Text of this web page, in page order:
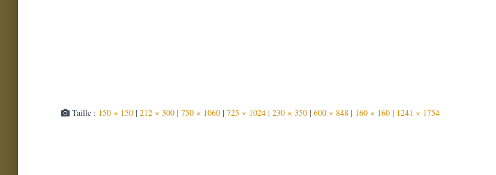
Taille : 150 × 150 | 212 × 300 | 750 × 1060 | 725 × 1024 | 230 × 350 | 600 × 848 | 160 × 160 | 1241 × 1754